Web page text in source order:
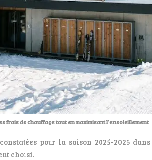
frais de chauffage tout en maximisant l’ensoleillement
pour la saison 2025-2026 dans
choisi.